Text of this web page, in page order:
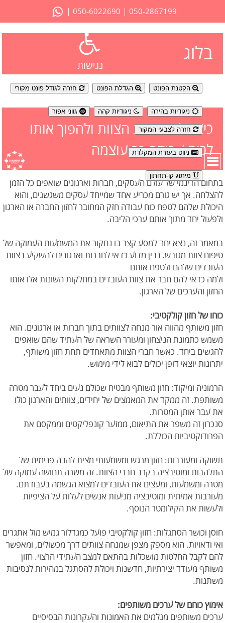
050-2867199
|
050-6022690
|
נגישות
הקטנת הפונט הגדלת הפונט חזרה לגודל פונט מקורי
ניגודיות בהירה ניגודיות קהה גווני אפור
חזרה לצבעי המקור
ניווט בעזרת המקלדת
מיתוג קו-תחתון
בלוג
כיצד לטפח את הצוות ולהפוך אותו
לכוח עבודה רב עוצמה
בתחום הדינמי של עולם העסקים, חברות וארגונים שואפים כל הזמן
להצלחה. אך יש גורם מכריע אחד שמייחד עסקים משגשגים, והוא
היכולת שלהם לטפח כוח עבודה חזק המחובר לחזון החברה או הארגון
ולפעול יחד מתוך אותם ערכי הליבה.
במאמר זה, נצא יחד למסע קצר בו נחקור את המשמעות העמוקה של
טיפוח צוות מגובש. נבין מדוע כדאי לחברות וארגונים להשקיע בצוות
העובדים שלהם ולטפח אותם
ולמה כדאי להם חבר את צוות העובדים במחלקות השונות אלו אותו
החזון והערכים של הארגון.
כוחו של חזון קולקטיבי:
חזון משותף מהווה אור מנחה לצוותים בתוך חברות או ארגונים. הוא
משמש כתמונת הניצחון ומעורר השראה של העתיד שהם שואפים
להגשים ביחד. כאשר חברי הצוות מתאחדים תחת חזון משותף,
יתרונות יוצאי דופן יכולים לבוא לידי מימוש.
הרמוניה ומיקוד: חזון משותף מבטיח שכולם נעים ביחד לעבר מטרה
משותפת. זה ממקד את המאמצים של יחידים, צוותים והארגון כולו
את עבר אותן המטרות.
סנכרון זה משפר את התיאום, ממזער קונפליקטים וממקסם את
הפרודוקטיביות הכוללת.
תשוקה ומעורבות: חזון מרגש ומשמעותי מצית להבה פנימית של
התלהבות ומוטיבציה בקרב חברי הצוות. זה משרה תחושה עמוקה של
מטרה ומשמעות, ומעצים את העובדים למצוא הגשמה בעבודתם.
מעורבות אמיתית ומוטיבציה מניעות אנשים לעלות על הציפיות
ולעשות את הקילומטר הנוסף.
חוסן וכושר הסתגלות: חזון קולקטיבי פועל כמגדלור גמיש מול אתגרים
ואי ודאויות. הוא מספק מצפן שמנחה צוותים דרך מכשולים, ומאפשר
להם לקבל החלטות מושכלות בהתאם למצב העתידי הרצוי. חזון
משותף מעודד יצירתיות, חדשנות ויכולת להסתגל במהירות לנסיבות
משתנות.
אימוץ כוחם של ערכים משותפים:
ערכים משותפים מגלמים את האמונות והעקרונות הבסיסיים